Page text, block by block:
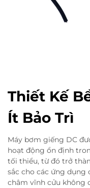
Thiết Kế
Ít Bảo Trì
Máy bơm giếng DC
hoạt động ổn định
tối thiểu, từ đó trở
sắc cho các ứng dụng
châm vĩnh cửu không